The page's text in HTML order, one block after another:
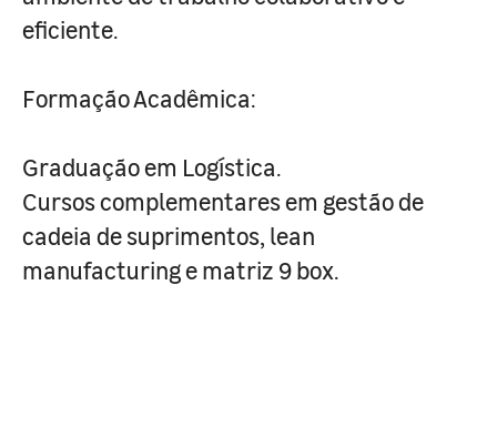
eficiente.
Formação Acadêmica:
Graduação em Logística.
Cursos complementares em gestão de
cadeia de suprimentos, lean
manufacturing e matriz 9 box.